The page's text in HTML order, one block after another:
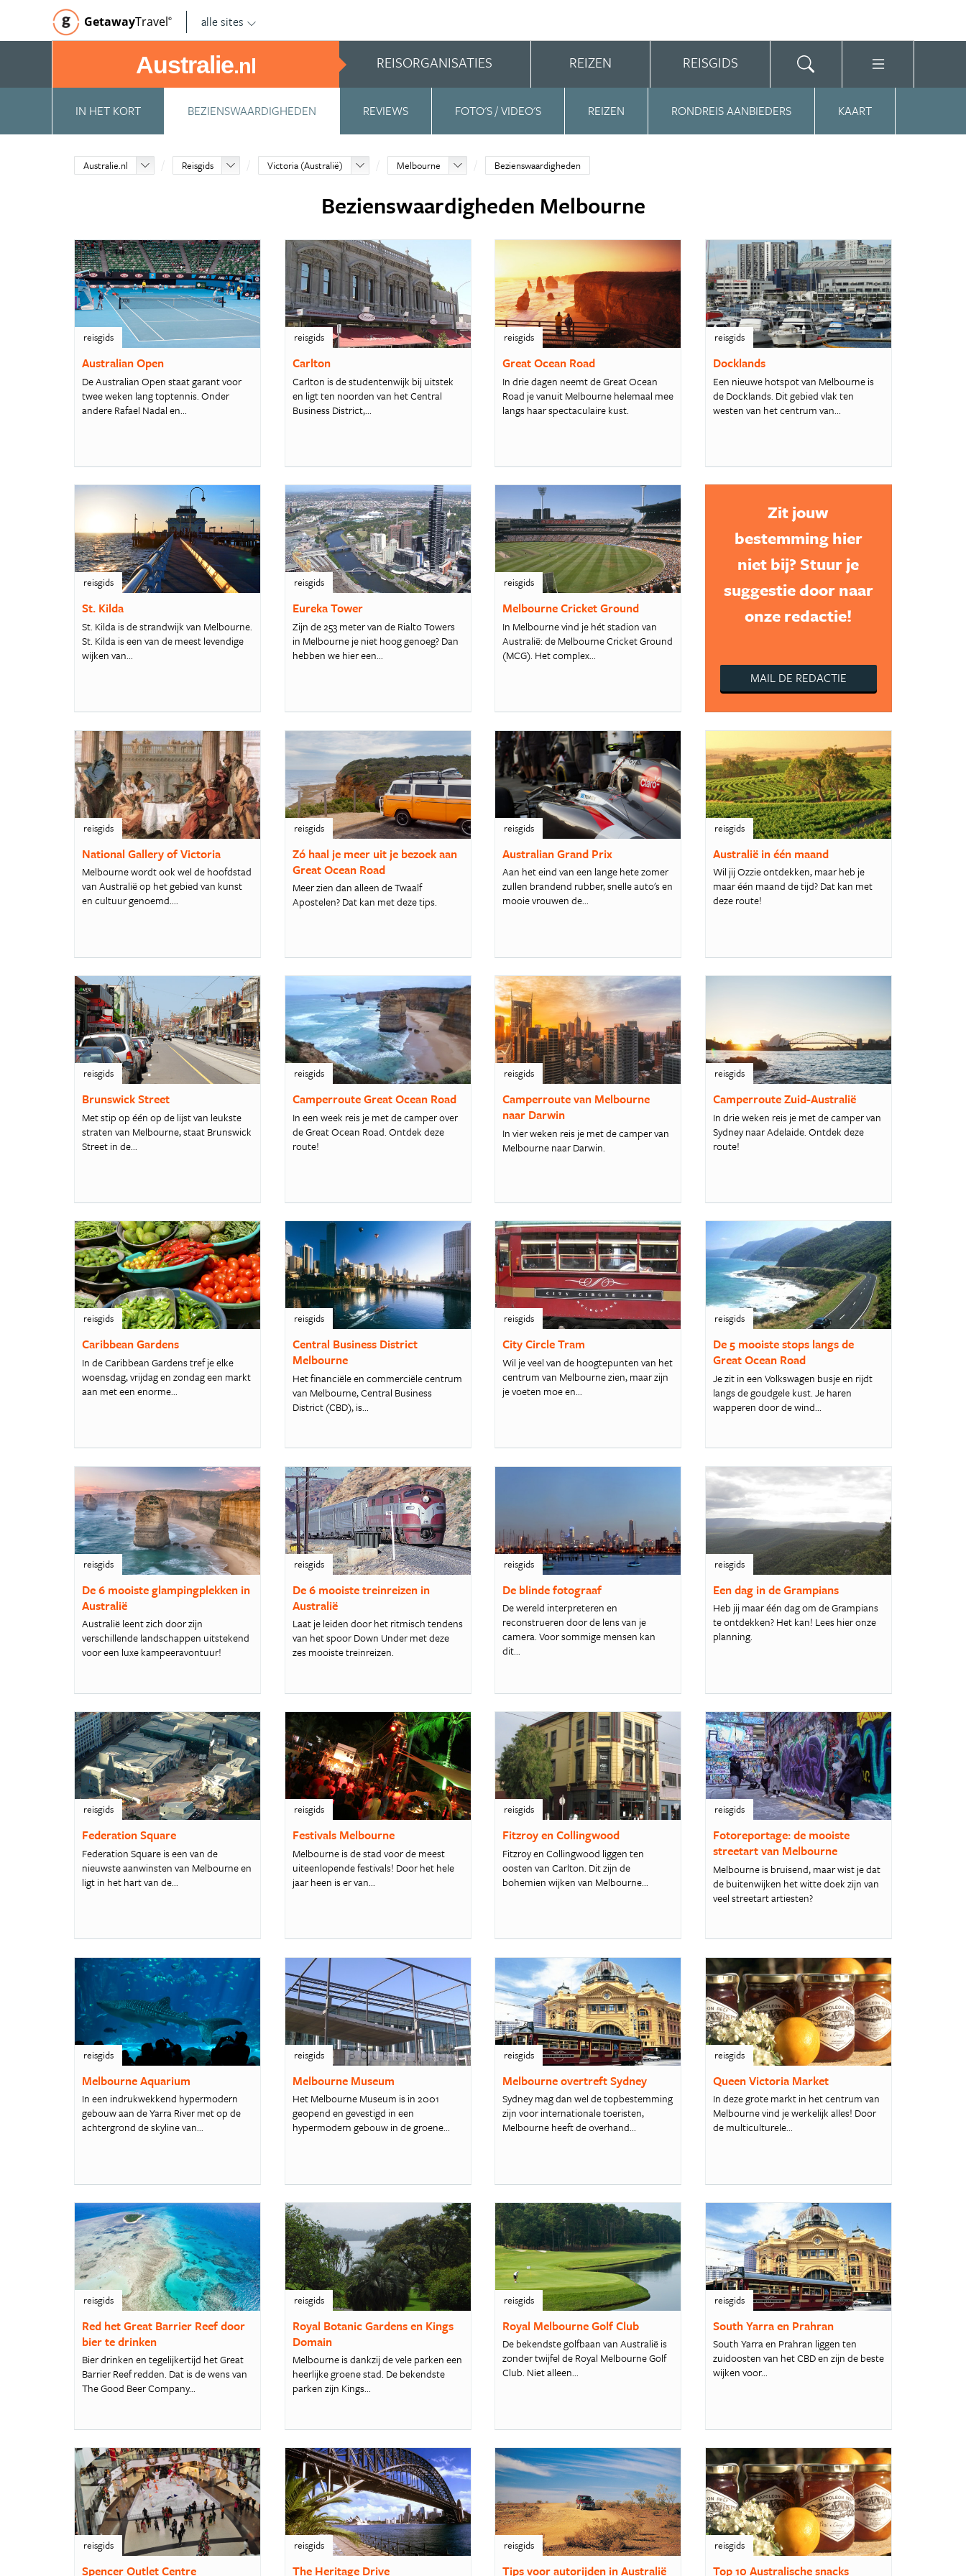
GetawayTravel© alle sites
Australie.nl REISORGANISATIES REIZEN REISGIDS
IN HET KORT BEZIENSWAARDIGHEDEN REVIEWS FOTO'S / VIDEO'S REIZEN RONDREIS AANBIEDERS KAART
Australie.nl Reisgids Victoria (Australië) Melbourne Bezienswaardigheden
Bezienswaardigheden Melbourne
reisgids
Australian Open
De Australian Open staat garant voor
twee weken lang toptennis. Onder
andere Rafael Nadal en...
reisgids
Carlton
Carlton is de studentenwijk bij uitstek
en ligt ten noorden van het Central
Business District,...
reisgids
Great Ocean Road
In drie dagen neemt de Great Ocean
Road je vanuit Melbourne helemaal mee
langs haar spectaculaire kust.
reisgids
Docklands
Een nieuwe hotspot van Melbourne is
de Docklands. Dit gebied vlak ten
westen van het centrum van...
reisgids
St. Kilda
St. Kilda is de strandwijk van Melbourne.
St. Kilda is een van de meest levendige
wijken van...
reisgids
Eureka Tower
Zijn de 253 meter van de Rialto Towers
in Melbourne je niet hoog genoeg? Dan
hebben we hier een...
reisgids
Melbourne Cricket Ground
In Melbourne vind je hét stadion van
Australië: de Melbourne Cricket Ground
(MCG). Het complex...
Zit jouw
bestemming hier
niet bij? Stuur je
suggestie door naar
onze redactie!
MAIL DE REDACTIE
reisgids
National Gallery of Victoria
Melbourne wordt ook wel de hoofdstad
van Australië op het gebied van kunst
en cultuur genoemd....
reisgids
Zó haal je meer uit je bezoek aan
Great Ocean Road
Meer zien dan alleen de Twaalf
Apostelen? Dat kan met deze tips.
reisgids
Australian Grand Prix
Aan het eind van een lange hete zomer
zullen brandend rubber, snelle auto's en
mooie vrouwen de...
reisgids
Australië in één maand
Wil jij Ozzie ontdekken, maar heb je
maar één maand de tijd? Dat kan met
deze route!
reisgids
Brunswick Street
Met stip op één op de lijst van leukste
straten van Melbourne, staat Brunswick
Street in de...
reisgids
Camperroute Great Ocean Road
In een week reis je met de camper over
de Great Ocean Road. Ontdek deze
route!
reisgids
Camperroute van Melbourne
naar Darwin
In vier weken reis je met de camper van
Melbourne naar Darwin.
reisgids
Camperroute Zuid-Australië
In drie weken reis je met de camper van
Sydney naar Adelaide. Ontdek deze
route!
reisgids
Caribbean Gardens
In de Caribbean Gardens tref je elke
woensdag, vrijdag en zondag een markt
aan met een enorme...
reisgids
Central Business District
Melbourne
Het financiële en commerciële centrum
van Melbourne, Central Business
District (CBD), is...
reisgids
City Circle Tram
Wil je veel van de hoogtepunten van het
centrum van Melbourne zien, maar zijn
je voeten moe en...
reisgids
De 5 mooiste stops langs de
Great Ocean Road
Je zit in een Volkswagen busje en rijdt
langs de goudgele kust. Je haren
wapperen door de wind...
reisgids
De 6 mooiste glampingplekken in
Australië
Australië leent zich door zijn
verschillende landschappen uitstekend
voor een luxe kampeeravontuur!
reisgids
De 6 mooiste treinreizen in
Australië
Laat je leiden door het ritmisch tendens
van het spoor Down Under met deze
zes mooiste treinreizen.
reisgids
De blinde fotograaf
De wereld interpreteren en
reconstrueren door de lens van je
camera. Voor sommige mensen kan
dit...
reisgids
Een dag in de Grampians
Heb jij maar één dag om de Grampians
te ontdekken? Het kan! Lees hier onze
planning.
reisgids
Federation Square
Federation Square is een van de
nieuwste aanwinsten van Melbourne en
ligt in het hart van de...
reisgids
Festivals Melbourne
Melbourne is de stad voor de meest
uiteenlopende festivals! Door het hele
jaar heen is er van...
reisgids
Fitzroy en Collingwood
Fitzroy en Collingwood liggen ten
oosten van Carlton. Dit zijn de
bohemien wijken van Melbourne...
reisgids
Fotoreportage: de mooiste
streetart van Melbourne
Melbourne is bruisend, maar wist je dat
de buitenwijken het witte doek zijn van
veel streetart artiesten?
reisgids
Melbourne Aquarium
In een indrukwekkend hypermodern
gebouw aan de Yarra River met op de
achtergrond de skyline van...
reisgids
Melbourne Museum
Het Melbourne Museum is in 2001
geopend en gevestigd in een
hypermodern gebouw in de groene...
reisgids
Melbourne overtreft Sydney
Sydney mag dan wel de topbestemming
zijn voor internationale toeristen,
Melbourne heeft de overhand...
reisgids
Queen Victoria Market
In deze grote markt in het centrum van
Melbourne vind je werkelijk alles! Door
de multiculturele...
reisgids
Red het Great Barrier Reef door
bier te drinken
Bier drinken en tegelijkertijd het Great
Barrier Reef redden. Dat is de wens van
The Good Beer Company...
reisgids
Royal Botanic Gardens en Kings
Domain
Melbourne is dankzij de vele parken een
heerlijke groene stad. De bekendste
parken zijn Kings...
reisgids
Royal Melbourne Golf Club
De bekendste golfbaan van Australië is
zonder twijfel de Royal Melbourne Golf
Club. Niet alleen...
reisgids
South Yarra en Prahran
South Yarra en Prahran liggen ten
zuidoosten van het CBD en zijn de beste
wijken voor...
reisgids
Spencer Outlet Centre
reisgids
The Heritage Drive
reisgids
Tips voor autorijden in Australië
reisgids
Top 10 Australische snacks